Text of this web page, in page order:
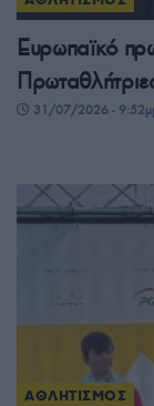
Ευρωπαϊκό
31/07/2026 -
ΑΘΛΗΤΙΣΜΟΣ